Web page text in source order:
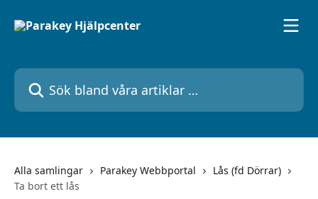
Sök bland våra artiklar …
Alla samlingar Parakey Webbportal
Lås (fd Dörrar)
Ta bort ett lås